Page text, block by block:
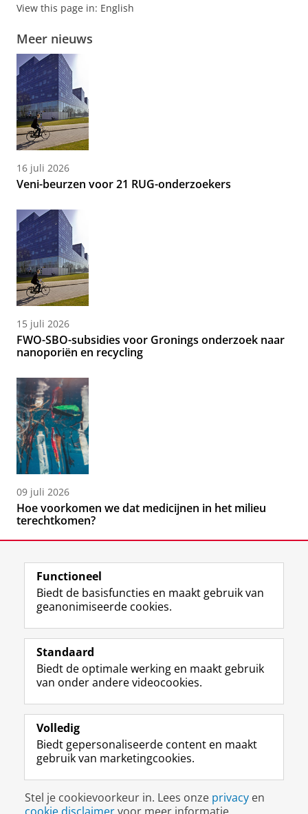
View this page in: English
Meer nieuws
16 juli 2026
Veni-beurzen voor 21 RUG-onderzoekers
15 juli 2026
FWO-SBO-subsidies voor Gronings onderzoek naar
nanoporiën en recycling
09 juli 2026
Hoe voorkomen we dat medicijnen in het milieu
terechtkomen?
Volg de RUG
F
a
e
b
o
p
a
i
n
a
L
i
k
e
I
-
p
g
i
n
R
S
-
f
e
R
k
s
u
I
n
t
r
m
c
c
o
Y
o
T
e
k
a
a
Studiekiezers
Alumni
Over ons
Disclaimer & Copyright
Inloggen
Functioneel
Biedt de basisfuncties en maakt gebruik van
geanonimiseerde cookies.
Standaard
Biedt de optimale werking en maakt gebruik
van onder andere videocookies.
Volledig
Biedt gepersonaliseerde content en maakt
gebruik van marketingcookies.
Stel je cookievoorkeur in. Lees onze privacy en